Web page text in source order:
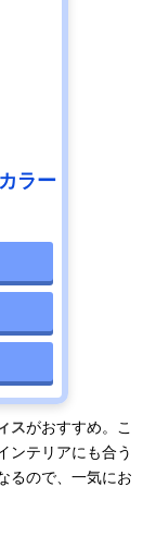
ラー
スがおすすめ。こ
ンテリアにも合う
るので、一気にお